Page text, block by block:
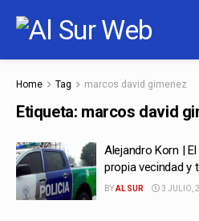
Home Tag marcos david gimenez
Etiqueta: marcos david
Alejandro Korn |
propia vecindad y
BYAL SUR 3 JULIO,